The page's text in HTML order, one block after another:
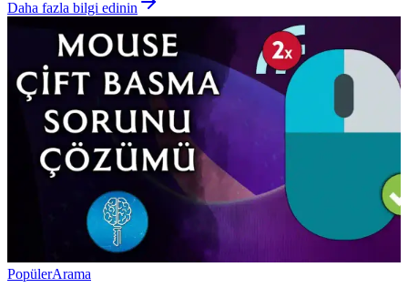
Daha fazla bilgi edinin
PopülerArama